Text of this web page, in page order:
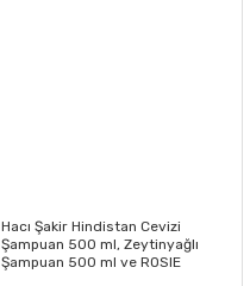
Hacı Şakir Hindistan Cevizi
Şampuan 500 ml, Zeytinyağlı
Şampuan 500 ml ve ROSIE